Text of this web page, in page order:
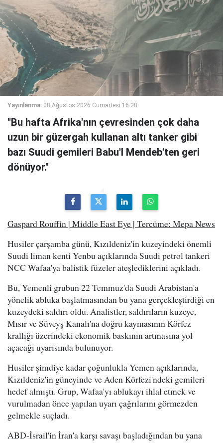
Yayınlanma: 08 Ağustos 2026 Cumartesi 16:28
"Bu hafta Afrika'nın çevresinden çok daha
uzun bir güzergah kullanan altı tanker gibi
bazı Suudi gemileri Babu'l Mendeb'ten geri
dönüyor."
Gaspard Rouffin | Middle East Eye | Tercüme: Mepa News
Husiler çarşamba günü, Kızıldeniz'in kuzeyindeki önemli
Suudi liman kenti Yenbu açıklarında Suudi petrol tankeri
NCC Wafaa'ya balistik füzeler ateşlediklerini açıkladı.
Bu, Yemenli grubun 22 Temmuz'da Suudi Arabistan'a
yönelik abluka başlatmasından bu yana gerçekleştirdiği en
kuzeydeki saldırı oldu. Analistler, saldırıların kuzeye,
Mısır ve Süveyş Kanalı'na doğru kaymasının Körfez
krallığı üzerindeki ekonomik baskının artmasına yol
açacağı uyarısında bulunuyor.
Husiler şimdiye kadar çoğunlukla Yemen açıklarında,
Kızıldeniz'in güneyinde ve Aden Körfezi'ndeki gemileri
hedef almıştı. Grup, Wafaa'yı ablukayı ihlal etmek ve
vurulmadan önce yapılan uyarı çağrılarını görmezden
gelmekle suçladı.
ABD-İsrail'in İran'a karşı savaşı başladığından bu yana